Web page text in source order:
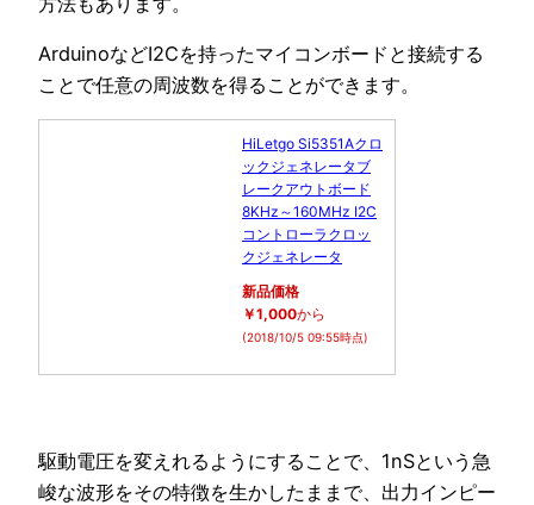
ArduinoなどI2Cを持ったマイコンボードと接続する
ことで任意の周波数を得ることができます。
HiLetgo Si5351Aクロ
ックジェネレータブ
レークアウトボード
8KHz～160MHz I2C
コントローラクロッ
クジェネレータ
新品価格
￥1,000から
(2018/10/5 09:55時点)
駆動電圧を変えれるようにすることで、1nSという急
峻な波形をその特徴を生かしたままで、出力インピー